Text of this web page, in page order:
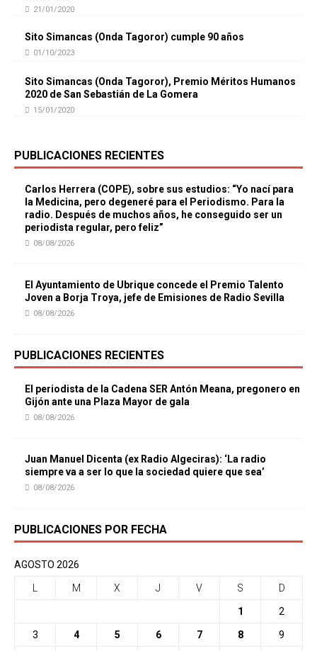
21/01/2020
Sito Simancas (Onda Tagoror) cumple 90 años
01/10/2023
Sito Simancas (Onda Tagoror), Premio Méritos Humanos
2020 de San Sebastián de La Gomera
15/01/2020
PUBLICACIONES RECIENTES
Carlos Herrera (COPE), sobre sus estudios: “Yo nací para
la Medicina, pero degeneré para el Periodismo. Para la
radio. Después de muchos años, he conseguido ser un
periodista regular, pero feliz”
08/08/2026
El Ayuntamiento de Ubrique concede el Premio Talento
Joven a Borja Troya, jefe de Emisiones de Radio Sevilla
08/08/2026
PUBLICACIONES RECIENTES
El periodista de la Cadena SER Antón Meana, pregonero en
Gijón ante una Plaza Mayor de gala
08/08/2026
Juan Manuel Dicenta (ex Radio Algeciras): ‘La radio
siempre va a ser lo que la sociedad quiere que sea’
08/08/2026
PUBLICACIONES POR FECHA
AGOSTO 2026
M X J V S D
1 2
3 4 5 6 7 8 9